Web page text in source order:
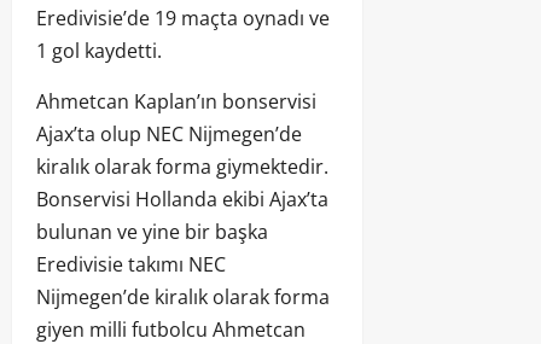
Eredivisie’de 19 maçta oynadı ve
1 gol kaydetti.
Ahmetcan Kaplan’ın bonservisi
Ajax’ta olup NEC Nijmegen’de
kiralık olarak forma giymektedir.
Bonservisi Hollanda ekibi Ajax’ta
bulunan ve yine bir başka
Eredivisie takımı NEC
Nijmegen’de kiralık olarak forma
giyen milli futbolcu Ahmetcan